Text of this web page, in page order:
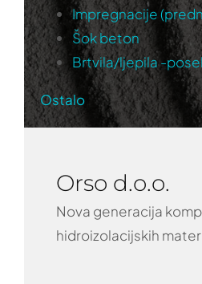
Impregnacije
Šok beton
Brtvila/ljepila -
Ostalo
Orso d.o.o.
Nova generacija
hidroizolacijskih